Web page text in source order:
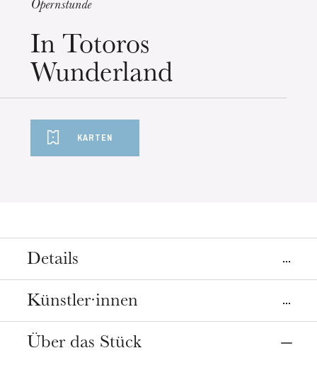
Mittwoch 19 Aug. 2026
Opernstunde
In Totoros
Wunderland
KARTEN
Details
Ort
Straßburg
Opéra, Salle Ponnelle
Künstler·innen
Sopran
Über das Stück